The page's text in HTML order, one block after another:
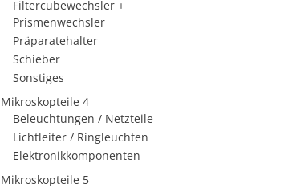
Filtercubewechsler +
Prismenwechsler
Präparatehalter
Schieber
Sonstiges
Mikroskopteile 4
Beleuchtungen / Netzteile
Lichtleiter / Ringleuchten
Elektronikkomponenten
Mikroskopteile 5